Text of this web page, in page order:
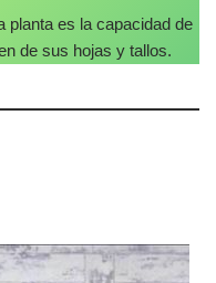
planta es la capacidad de
de sus hojas y tallos.